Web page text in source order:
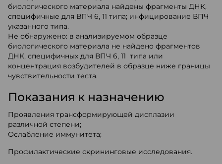
биологического материала найдены фрагменты ДНК,
специфичные для ВПЧ 6, 11 типа; инфицирование ВПЧ
указанного типа.
Не обнаружено: в анализируемом образце
биологического материала не найдено фрагментов
ДНК, специфичных для ВПЧ 6, 11 типа или
концентрация возбудителей в образце ниже границы
чувствительности теста.
Показания к назначению
Проявления трансформирующей дисплазии
различной степени;
Ослабление иммунитета;
Профилактические скрининговые исследования.